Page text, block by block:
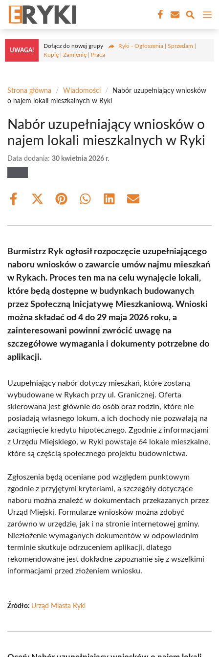
Przejdź
treści
UWAGA!
Dołącz do nowej grupy
Ryki - Ogłoszenia | Sprzedam |
Kupię | Zamienię | Praca
Strona główna / Wiadomości /
Nabór uzupełniający wniosków
o najem lokali mieszkalnych w Ryki
Nabór uzupełniający wniosków o
najem lokali mieszkalnych w Ryki
Data dodania: 30 kwietnia 2026 r.
Share
Share
(Twitter)
Share Share Share Share
Burmistrz Ryk ogłosił rozpoczęcie uzupełniającego
naboru wniosków o zawarcie umów najmu mieszkań
w Rykach. Proces ten ma na celu wynajęcie lokali,
które będą dostępne w budynkach budowanych
przez Społeczną Inicjatywę Mieszkaniową. Wnioski
można składać od 4 do 29 maja 2026 roku, a
zainteresowani powinni zwrócić uwagę na
szczegółowe wymagania i dokumenty potrzebne do
aplikacji.
Uzupełniający nabór dotyczy mieszkań, które zostaną
wybudowane w Rykach przy ul. Granicznej. Oferta
skierowana jest głównie do osób oraz rodzin, które nie
posiadają własnego lokum, a ich dochody nie pozwalają na
zaciągnięcie kredytu hipotecznego. Zgodnie z informacjami
z Urzędu Miejskiego, w Ryki powstaje 64 lokale mieszkalne,
które są częścią społecznego projektu budownictwa.
Zgłoszenia będą oceniane pod względem punktowym
zgodnie z przyjętymi kryteriami, a szczegóły dotyczące
naboru można znaleźć w dokumentach przekazanych przez
Urząd Miejski. Formularze wniosków można zdobyć
zarówno w urzędzie, jak i na stronie internetowej gminy.
Niezłożenie wymaganych dokumentów w odpowiednim
terminie skutkuje odrzuceniem aplikacji, dlatego
rekomendowane jest dokładne zapoznanie się z wszelkimi
informacjami przed złożeniem wniosku.
Źródło: Urząd Miasta Ryki